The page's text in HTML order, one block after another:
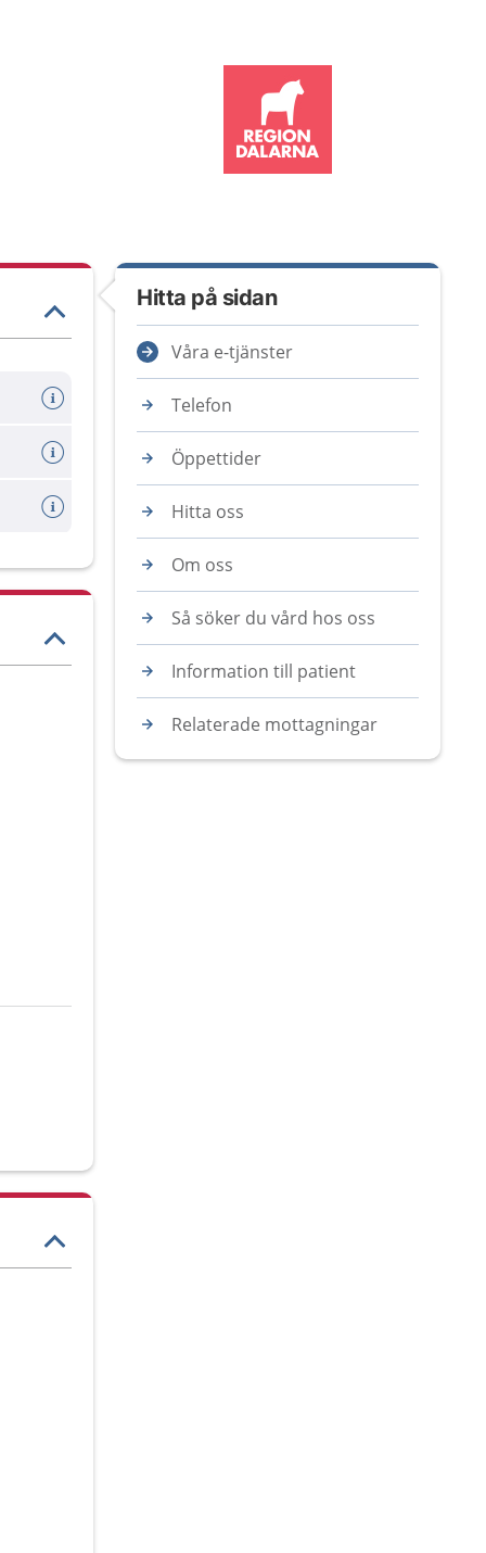
Hitta på sidan
Våra e-tjänster
Telefon
Öppettider
Hitta oss
Om oss
Så söker du vård hos oss
Information till patient
Relaterade mottagningar